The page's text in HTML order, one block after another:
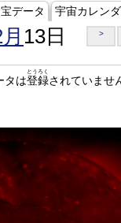
データ 宇宙カレン
13日 >
タは登録
とうろく
されていませ